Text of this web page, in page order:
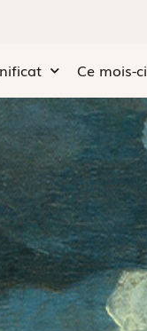
Ce mois-ci